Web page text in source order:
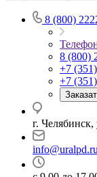
8 (800)
8 (800)
+7
+7
г. Челябинск,
info@uralpd.ru